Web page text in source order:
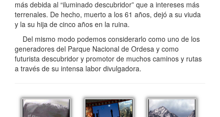
más debida al “iluminado descubridor” que a intereses más
terrenales. De hecho, muerto a los 61 años, dejó a su viuda
y la su hija de cinco años en la ruina.
Del mismo modo podemos considerarlo como uno de los
generadores del Parque Nacional de Ordesa y como
futurista descubridor y promotor de muchos caminos y rutas
a través de su intensa labor divulgadora.